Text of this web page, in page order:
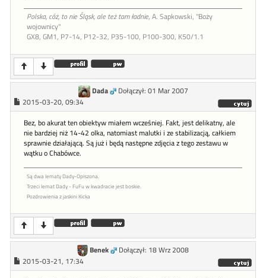
Polska, cóż, to nie Śląsk, ale też tam ładnie, A. Sapkowski, "Boży
wojownicy"
GX8, GM1, P7-14, P12-32, P35-100, P100-300, K50/1.1
Dada
Dołączył: 01 Mar 2007
2015-03-20, 09:34
Bez, bo akurat ten obiektyw miałem wcześniej. Fakt, jest delikatny, ale
nie bardziej niż 14-42 olka, natomiast malutki i ze stabilizacją, całkiem
sprawnie działającą. Są już i będą następne zdjęcia z tego zestawu w
wątku o Chabówce.
Są dwa lematy Dady-Opiszona.
Trzeci lemat Dady - FuFu w kwadracie jest boskie.
Pozdrowienia z jaskini Kicka
Benek
Dołączył: 18 Wrz 2008
2015-03-21, 17:34